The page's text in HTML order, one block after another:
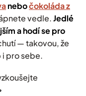
nebočokoláda z
vedle.Jedlé
a hodí se pro
— takovou,že
i pro sebe.